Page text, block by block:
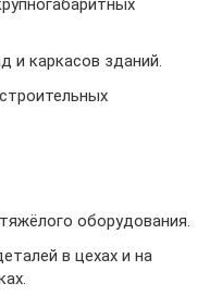
и каркасов зданий.
оборудования.
в цехах и на